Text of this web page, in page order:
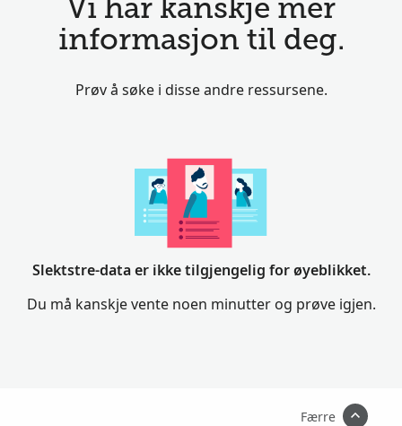
Vi har kanskje mer
informasjon til deg.
Prøv å søke i disse andre ressursene.
Slektstre-data er ikke tilgjengelig for øyeblikket.
Du må kanskje vente noen minutter og prøve igjen.
Færre